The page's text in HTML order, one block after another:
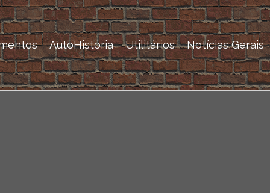
AutoHistória Utilitários Notícias Gerais